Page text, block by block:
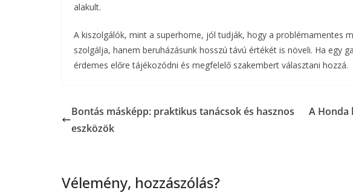
alakult.
A kiszolgálók, mint a superhome, jól tudják, hogy a problémamentes
szolgálja, hanem beruházásunk hosszú távú értékét is növeli. Ha egy
érdemes előre tájékozódni és megfelelő szakembert választani hozzá.
Bontás másképp: praktikus tanácsok és hasznos
eszközök
A Honda
Vélemény, hozzászólás?